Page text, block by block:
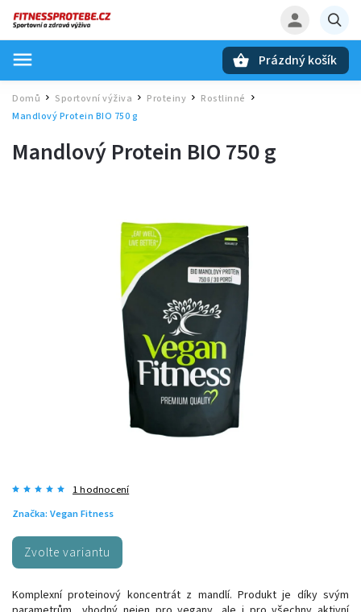
Prázdný košík
Domů / Sportovní výživa / Proteiny / Rostlinné
Mandlový Protein BIO 750 g
Mandlový Protein BIO 750 g
1 hodnocení
Značka: Vegan Fitness
Zvolte variantu
Komplexní proteinový koncentrát z mandlí. Produkt je díky svým